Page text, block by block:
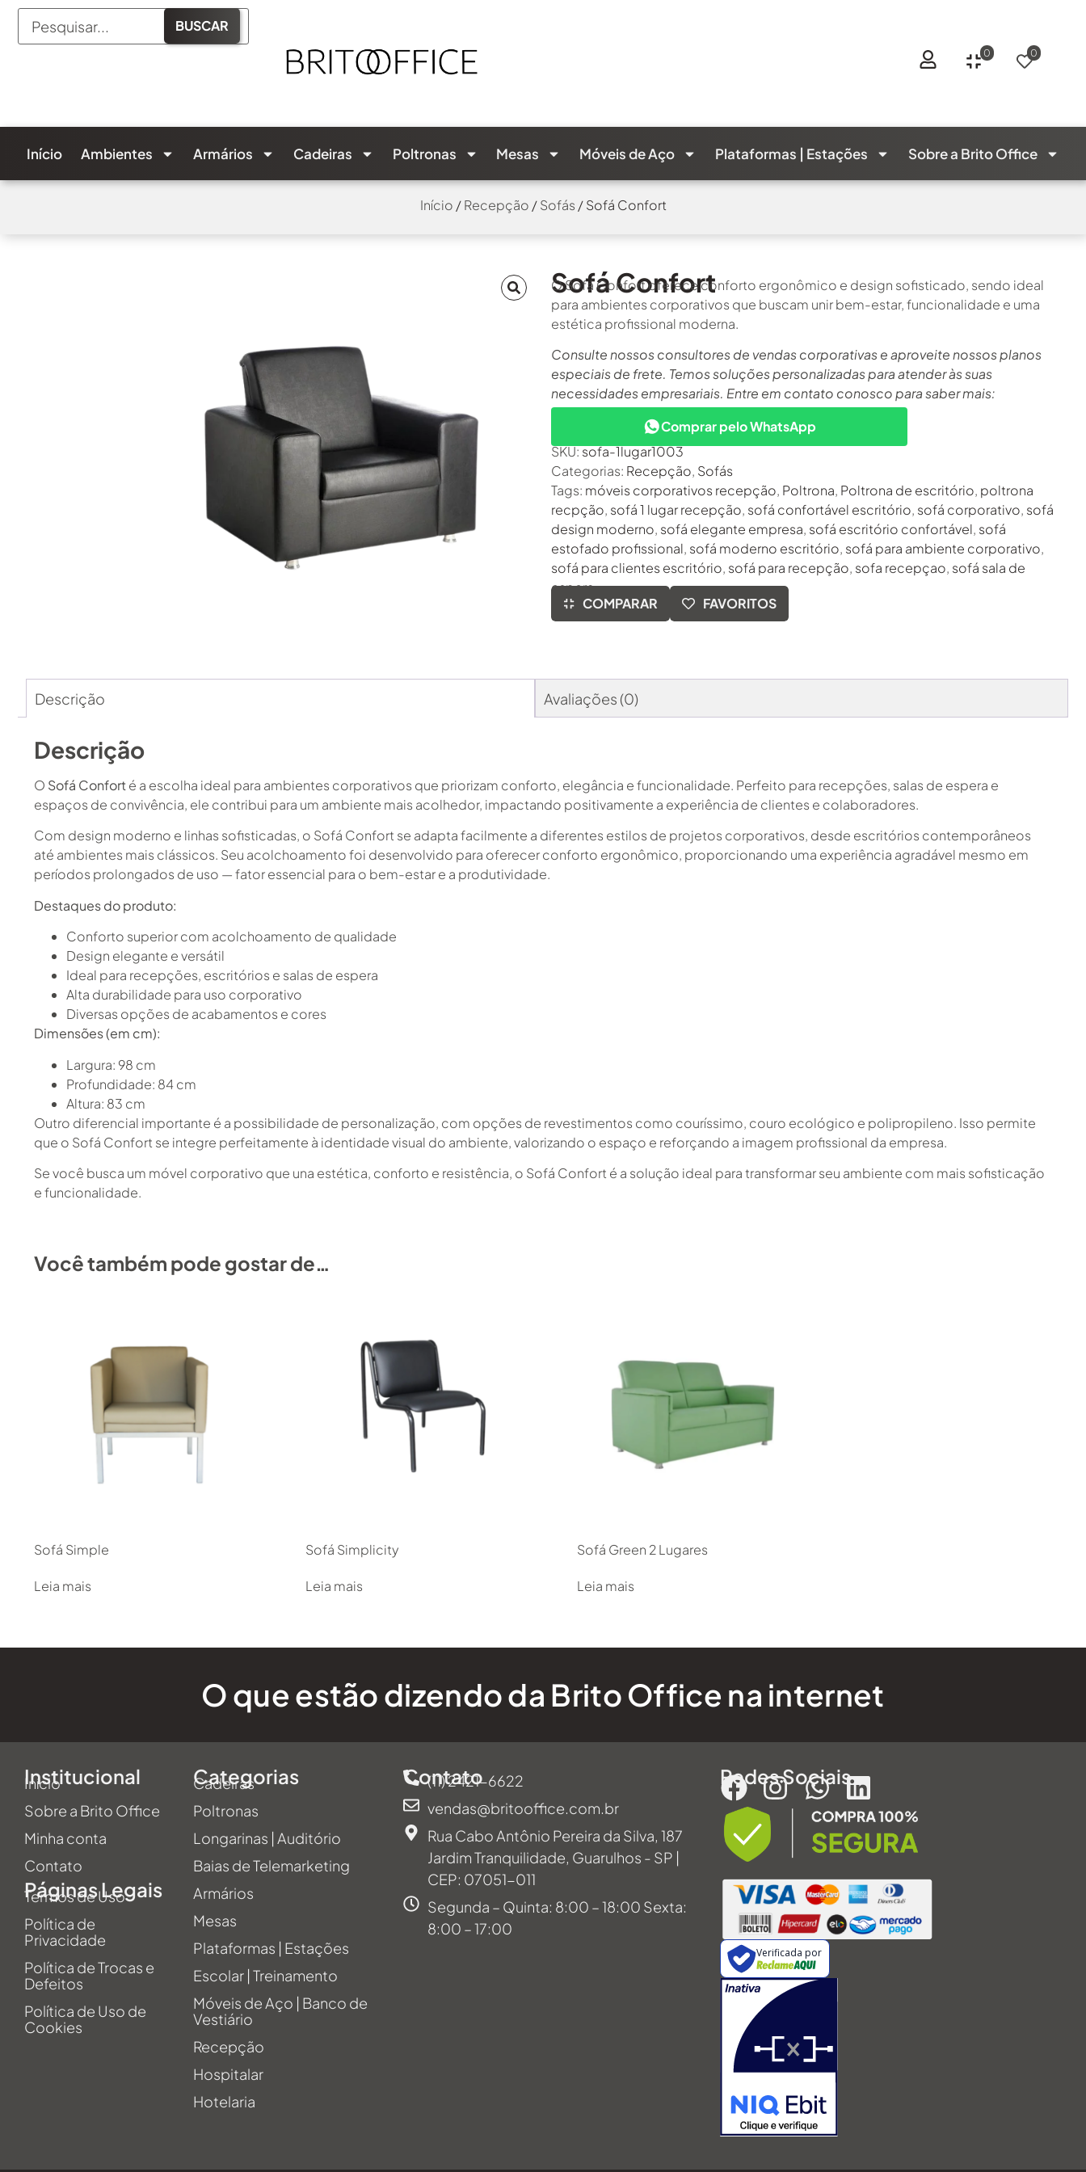
BUSCAR
0 0
Início Ambientes Armários Cadeiras Poltronas Mesas Móveis de Aço Plataformas | Estações Sobre a Brito Office
Início /Recepção /Sofás / Sofá Confort
Sofá Confort
O Sofá Confort oferece conforto ergonômico e design sofisticado, sendo ideal
para ambientes corporativos que buscam unir bem-estar, funcionalidade e uma
estética profissional moderna.
Consulte nossos consultores de vendas corporativas e aproveite nossos planos
especiais de frete. Temos soluções personalizadas para atender às suas
necessidades empresariais. Entre em contato conosco para saber mais:
Comprar pelo WhatsApp
SKU:sofa-1lugar1003
Categorias: Recepção, Sofás
Tags: móveis corporativos recepção, Poltrona, Poltrona de escritório, poltrona
recpção, sofá 1 lugar recepção, sofá confortável escritório, sofá corporativo, sofá
design moderno, sofá elegante empresa, sofá escritório confortável, sofá
estofado profissional, sofá moderno escritório, sofá para ambiente corporativo,
sofá para clientes escritório, sofá para recepção, sofa recepçao, sofá sala de
espera
COMPARAR
FAVORITOS
Descrição Avaliações (0)
Descrição
O Sofá Confort é a escolha ideal para ambientes corporativos que priorizam conforto, elegância e funcionalidade. Perfeito para recepções, salas de espera e
espaços de convivência, ele contribui para um ambiente mais acolhedor, impactando positivamente a experiência de clientes e colaboradores.
Com design moderno e linhas sofisticadas, o Sofá Confort se adapta facilmente a diferentes estilos de projetos corporativos, desde escritórios contemporâneos
até ambientes mais clássicos. Seu acolchoamento foi desenvolvido para oferecer conforto ergonômico, proporcionando uma experiência agradável mesmo em
períodos prolongados de uso — fator essencial para o bem-estar e a produtividade.
Destaques do produto:
Conforto superior com acolchoamento de qualidade
Design elegante e versátil
Ideal para recepções, escritórios e salas de espera
Alta durabilidade para uso corporativo
Diversas opções de acabamentos e cores
Dimensões (em cm):
Largura: 98 cm
Profundidade: 84 cm
Altura: 83 cm
Outro diferencial importante é a possibilidade de personalização, com opções de revestimentos como couríssimo, couro ecológico e polipropileno. Isso permite
que o Sofá Confort se integre perfeitamente à identidade visual do ambiente, valorizando o espaço e reforçando a imagem profissional da empresa.
Se você busca um móvel corporativo que una estética, conforto e resistência, o Sofá Confort é a solução ideal para transformar seu ambiente com mais sofisticação
e funcionalidade.
Você também pode gostar de…
Sofá Simple
Leia mais
Sofá Simplicity
Leia mais
Sofá Green 2 Lugares
Leia mais
O que estão dizendo da Brito Office na internet
Institucional
Início
Sobre a Brito Office
Minha conta
Contato
Páginas Legais
Termos de Uso
Política de
Privacidade
Política de Trocas e
Defeitos
Política de Uso de
Cookies
Categorias
Cadeiras
Poltronas
Longarinas | Auditório
Baias de Telemarketing
Armários
Mesas
Plataformas | Estações
Escolar | Treinamento
Móveis de Aço | Banco de
Vestiário
Recepção
Hospitalar
Hotelaria
Contato
(11) 2421-6622
vendas@britooffice.com.br
Rua Cabo Antônio Pereira da Silva, 187
Jardim Tranquilidade, Guarulhos - SP |
CEP: 07051-011
Segunda – Quinta: 8:00 – 18:00 Sexta:
8:00 – 17:00
Redes Sociais
Verificada por